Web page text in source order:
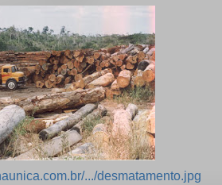
.../desmatamento.jpg